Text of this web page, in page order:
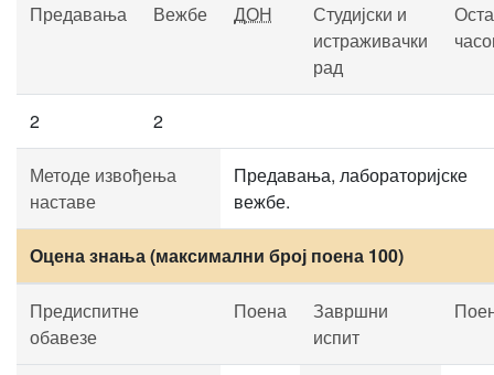
Предавања Вежбе ДОН
Студијски и
истраживачки
рад
2 2
Методе извођења
наставе
Предавања, лабораторијске
вежбе.
Оцена знања (максимални број поена 100)
Предиспитне
обавезе
Поена
Завршни
испит